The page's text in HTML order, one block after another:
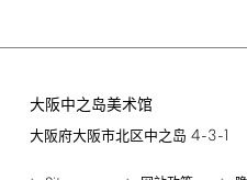
大阪中之岛美术馆
大阪府大阪市北区中之岛 4-3-1